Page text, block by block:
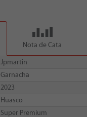
Nota de Cata
Jpmartin
Garnacha
2023
Huasco
Super Premium